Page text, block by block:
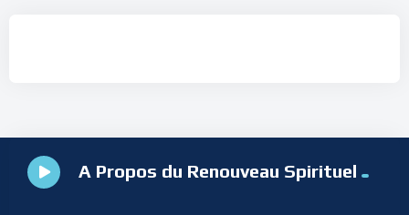
A Propos du Renouveau Spirituel